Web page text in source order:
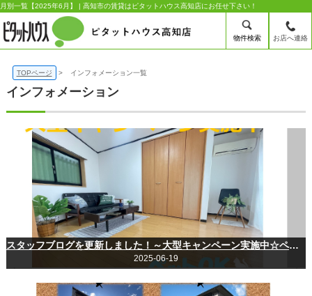
月別一覧【2025年6月】 | 高知市の賃貸はピタットハウス高知店にお任せ下さい！
物件検索 お店へ連絡
TOPページ インフォメーション一覧
インフォメーション
スタッフブログを更新しました！～大型キャンペーン実施中☆ペット可になりました(∪・ω・)～
2025-06-19